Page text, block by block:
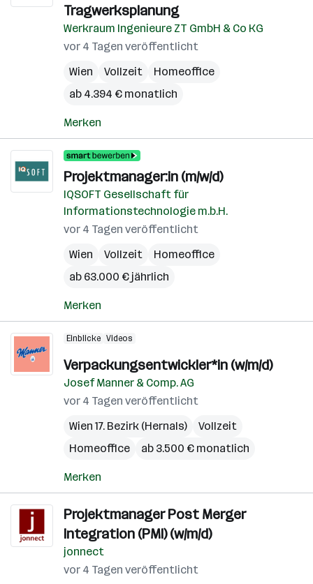
Tragwerksplanung
Werkraum Ingenieure ZT GmbH & Co KG
vor 4 Tagen veröffentlicht
Wien
Vollzeit
Homeoffice
ab 4.394 € monatlich
Merken
Projektmanager:in (m/w/d)
IQSOFT Gesellschaft für
Informationstechnologie m.b.H.
vor 4 Tagen veröffentlicht
Wien
Vollzeit
Homeoffice
ab 63.000 € jährlich
Merken
Einblicke Videos
Verpackungsentwickler*in (w/m/d)
Josef Manner & Comp. AG
vor 4 Tagen veröffentlicht
Wien 17. Bezirk (Hernals)
Vollzeit
Homeoffice
ab 3.500 € monatlich
Merken
Projektmanager Post Merger
Integration (PMI) (w/m/d)
jonnect
vor 4 Tagen veröffentlicht